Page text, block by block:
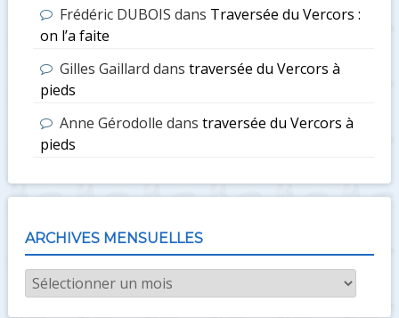
Frédéric DUBOIS dans Traversée du Vercors :
on l’a faite
Gilles Gaillard dans traversée du Vercors à
pieds
Anne Gérodolle dans traversée du Vercors à
pieds
ARCHIVES MENSUELLES
Archives
mensuelles